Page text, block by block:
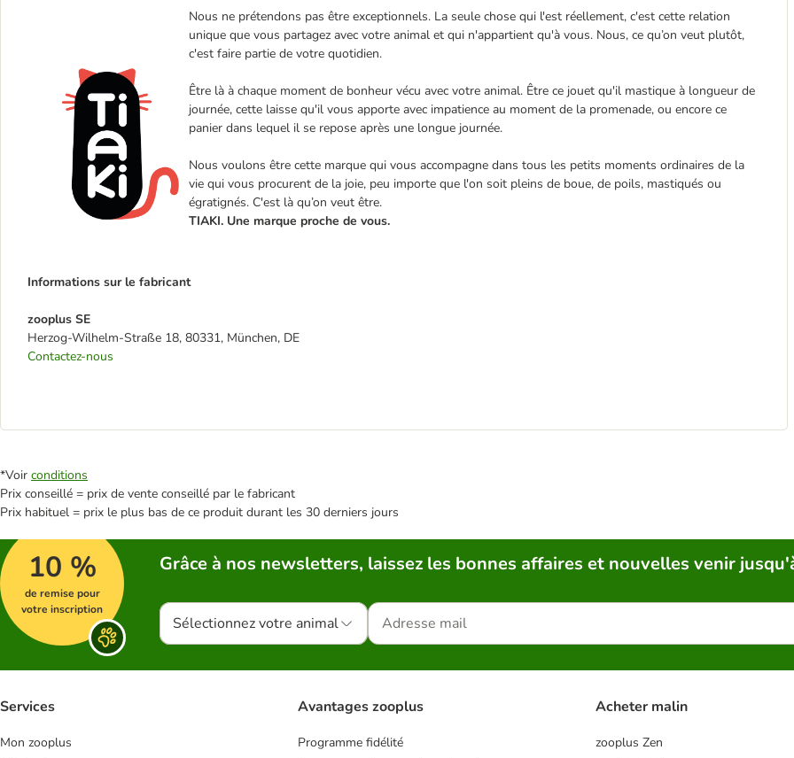
Nous ne prétendons pas être exceptionnels. La seule chose qui l'est réellement, c'est cette relation
unique que vous partagez avec votre animal et qui n'appartient qu'à vous. Nous, ce qu’on veut plutôt,
c'est faire partie de votre quotidien.
Être là à chaque moment de bonheur vécu avec votre animal. Être ce jouet qu'il mastique à longueur de
journée, cette laisse qu'il vous apporte avec impatience au moment de la promenade, ou encore ce
panier dans lequel il se repose après une longue journée.
Nous voulons être cette marque qui vous accompagne dans tous les petits moments ordinaires de la
vie qui vous procurent de la joie, peu importe que l'on soit pleins de boue, de poils, mastiqués ou
égratignés. C'est là qu’on veut être.
TIAKI. Une marque proche de vous.
Informations sur le fabricant
zooplus SE
Herzog-Wilhelm-Straße 18, 80331, München, DE
Contactez-nous
*Voir conditions
Prix conseillé = prix de vente conseillé par le fabricant
Prix habituel = prix le plus bas de ce produit durant les 30 derniers jours
10 %
de remise pour
votre inscription
Grâce à nos newsletters, laissez les bonnes affaires et nouvelles venir
Sélectionnez votre animal
Services
Mon zooplus
Avantages zooplus
Programme fidélité
Acheter malin
zooplus Zen